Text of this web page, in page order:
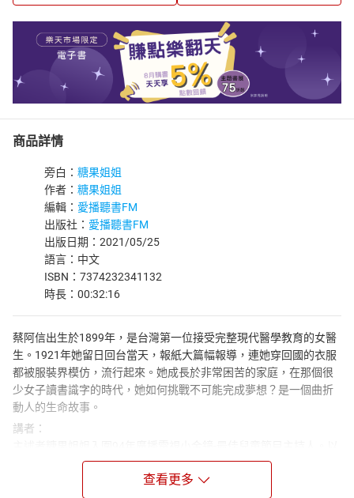
商品詳情
旁白： 糖果姐姐
作者： 糖果姐姐
編輯： 愛播聽書FM
出版社： 愛播聽書FM
出版日期：2021/05/25
語言：中文
ISBN：7374232341132
時長：00:32:16
蔡阿信出生於1899年，是台灣第一位接受完整現代醫學教育的女醫
生。1921年她留日回台當天，報紙大篇幅報導，連她穿回國的衣服
都被服裝界模仿，流行起來。她成長於非常困苦的家庭，在那個很
少女子讀書識字的時代，她如何挑戰不可能完成夢想？是一個曲折
動人的生命故事。
講者：
角色扮演呈現戲劇故事，配樂音效恰如其分，緊湊悅耳又好聽。每
集附「甜蜜叮嚀」，啟迪小朋友的生命智慧及教導生活習慣。糖果
查看更多